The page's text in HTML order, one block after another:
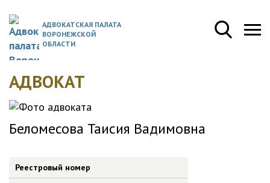
АДВОКАТСКАЯ ПАЛАТА
ВОРОНЕЖСКОЙ
ОБЛАСТИ
АДВОКАТ
Беломесова Таисия Вадимовна
Реестровый номер